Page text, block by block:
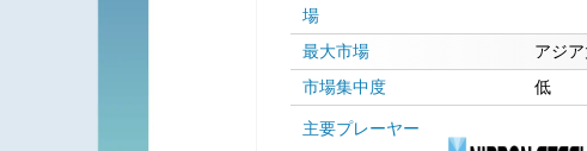
場
最大市場 アジ
市場集中度 低
主要プレーヤー
画像 © Mordor Intelligence。再利用にはCC
画像 © Mordor Intelligence。再利用にはCC BY 4.0の表示が必要です。